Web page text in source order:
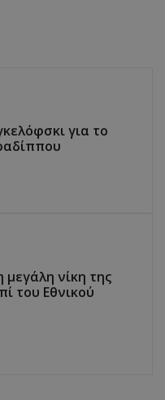
για το
νίκη της
του Εθνικού